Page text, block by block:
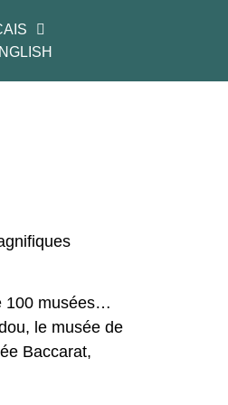
100 musées…
le musée de
Baccarat,